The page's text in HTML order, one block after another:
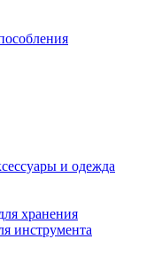
и одежда
хранения
инструмента